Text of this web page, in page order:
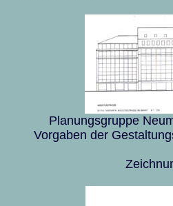
Planungsgruppe
Vorgaben der